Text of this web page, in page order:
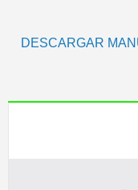
DESCARGAR